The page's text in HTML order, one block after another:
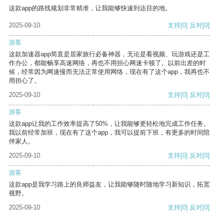
这款app的路线规划非常精准，让我能够快速到达目的地。
2025-09-10 支持[0] 反对[0]
游客
这款加速器app简直是居家旅行必备神器，无论是看视频、玩游戏还是工
作办公，都能畅享高速网络，再也不用担心网速卡顿了。以前出差的时
候，经常因为网速慢而无法正常使用网络，现在有了这个app，我再也不
用担心了。
2025-09-10
支持[0] 反对[0]
游客
这款app让我的工作效率提高了50%，让我能够更轻松地完成工作任务。
我以前经常加班，现在有了这个app，我可以提前下班，有更多的时间陪
伴家人。
2025-09-10
支持[0] 反对[0]
游客
这款app是我学习路上的良师益友，让我能够随时随地学习新知识，拓宽
视野。
2025-09-10
支持[0] 反对[0]